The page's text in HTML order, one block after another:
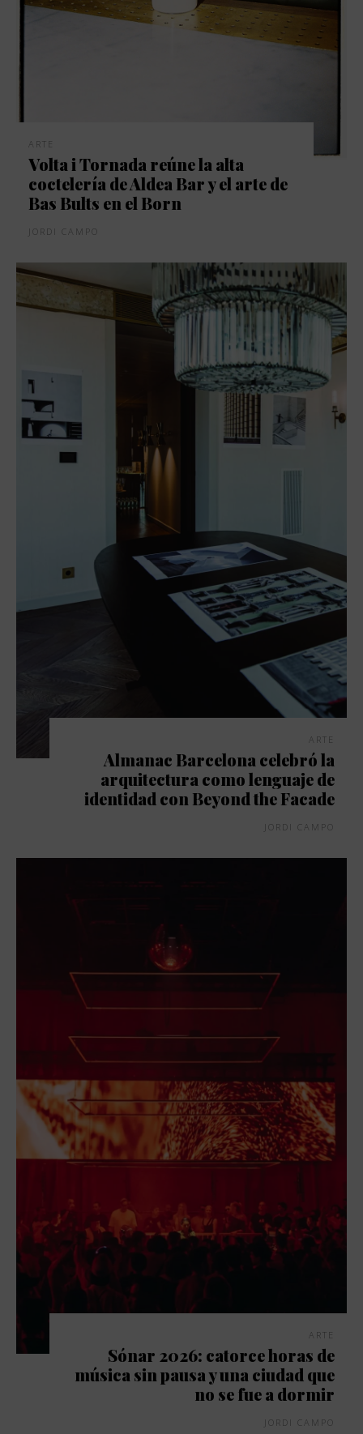
ARTE
Volta i Tornada reúne la alta
coctelería de Aldea Bar y el arte de
Bas Bults en el Born
JORDI CAMPO
ARTE
Almanac Barcelona celebró la
arquitectura como lenguaje de
identidad con Beyond the Facade
JORDI CAMPO
ARTE
Sónar 2026: catorce horas de
música sin pausa y una ciudad que
no se fue a dormir
JORDI CAMPO